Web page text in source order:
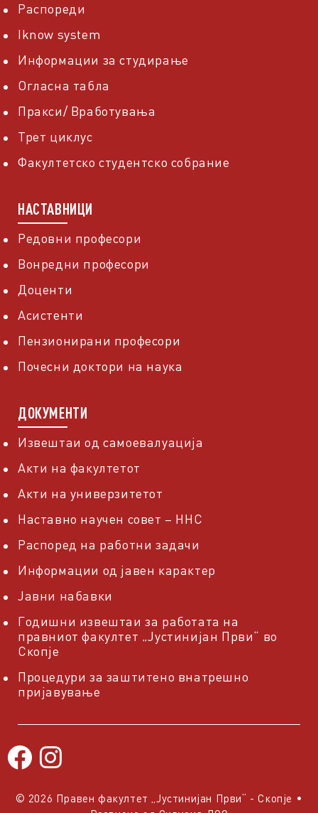
Распореди
Iknow system
Информации за студирање
Огласна табла
Пракси/ Вработувања
Трет циклус
Факултетско студентско собрание
НАСТАВНИЦИ
Редовни професори
Вонредни професори
Доценти
Асистенти
Пензионирани професори
Почесни доктори на наука
ДОКУМЕНТИ
Извештаи од самоевалуација
Акти на факултетот
Акти на универзитетот
Наставно научен совет – ННС
Распоред на работни задачи
Информации од јавен карактер
Јавни набавки
Годишни извештаи за работата на
правниот факултет „Јустинијан Први“ во
Скопје
Процедури за заштитено внатрешно
пријавување
© 2026 Правен факултет „Јустинијан Први“ - Скопје •